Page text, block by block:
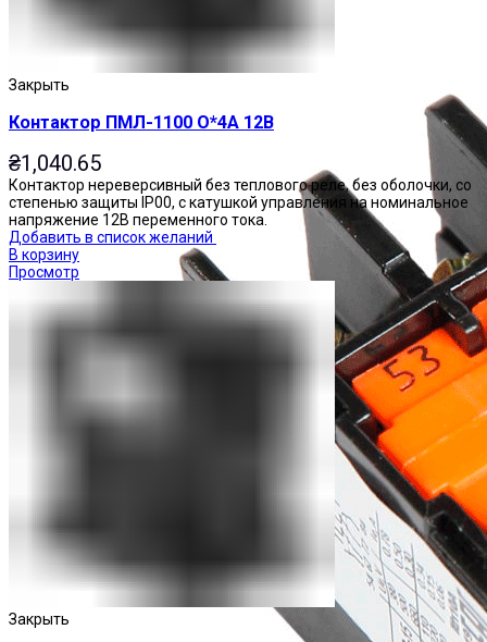
Закрыть
Контактор ПМЛ-1100 О*4А 12В
₴1,040.65
Контактор нереверсивный без теплового реле, без оболочки, со
степенью защиты IP00, с катушкой управления на номинальное
напряжение 12В переменного тока.
Добавить в список желаний
В корзину
Просмотр
Закрыть